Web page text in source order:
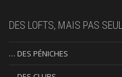
DES LOFTS, MAIS PAS
… DES PÉNICHES